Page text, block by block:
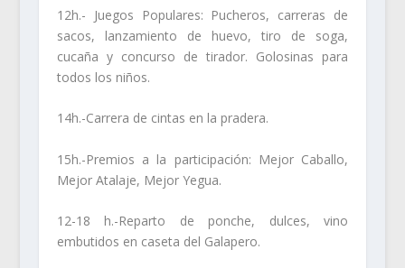
12h.- Juegos Populares: Pucheros, carreras de
sacos, lanzamiento de huevo, tiro de soga,
cucaña y concurso de tirador. Golosinas para
todos los niños.
14h.-Carrera de cintas en la pradera.
15h.-Premios a la participación: Mejor Caballo,
Mejor Atalaje, Mejor Yegua.
12-18 h.-Reparto de ponche, dulces, vino
embutidos en caseta del Galapero.